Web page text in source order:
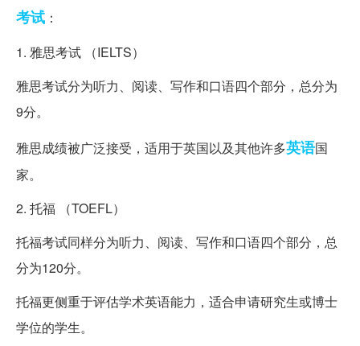
考试 ：
1. 雅思考试 （IELTS）
雅思考试分为听力、阅读、写作和口语四个部分，总分为
9分。
雅思成绩被广泛接受，适用于英国以及其他许多英语国
家。
2. 托福 （TOEFL）
托福考试同样分为听力、阅读、写作和口语四个部分，总
分为120分。
托福更侧重于评估学术英语能力，适合申请研究生或博士
学位的学生。